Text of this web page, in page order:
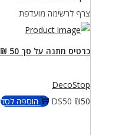
צרף לרשימה מועדפת
כרטיס מתנה על סך 50 ₪
DecoStop
DS50 ₪50 הוספה לסל